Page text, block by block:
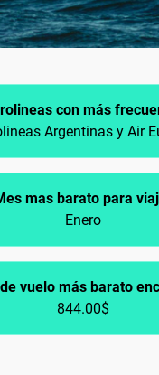
con más
Argentinas y Air
mas barato para
Enero
vuelo más barato
844.00$